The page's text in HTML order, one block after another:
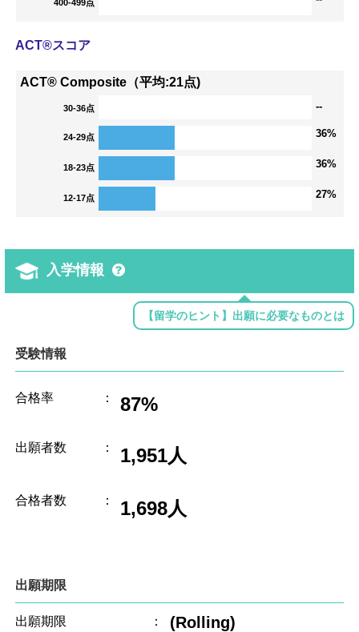
400-499点
ACT®スコア
ACT® Composite（平均:21点)
30-36点 --
24-29点 36%
18-23点 36%
12-17点 27%
入学情報
【留学のヒント】出願に必要なものとは
受験情報
合格率 ： 87%
出願者数 ： 1,951人
合格者数 ： 1,698人
出願期限
出願期限 ： (Rolling)